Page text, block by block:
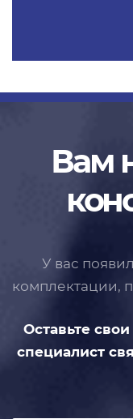
Вам
У вас
комплектации,
Оставьте
специалист